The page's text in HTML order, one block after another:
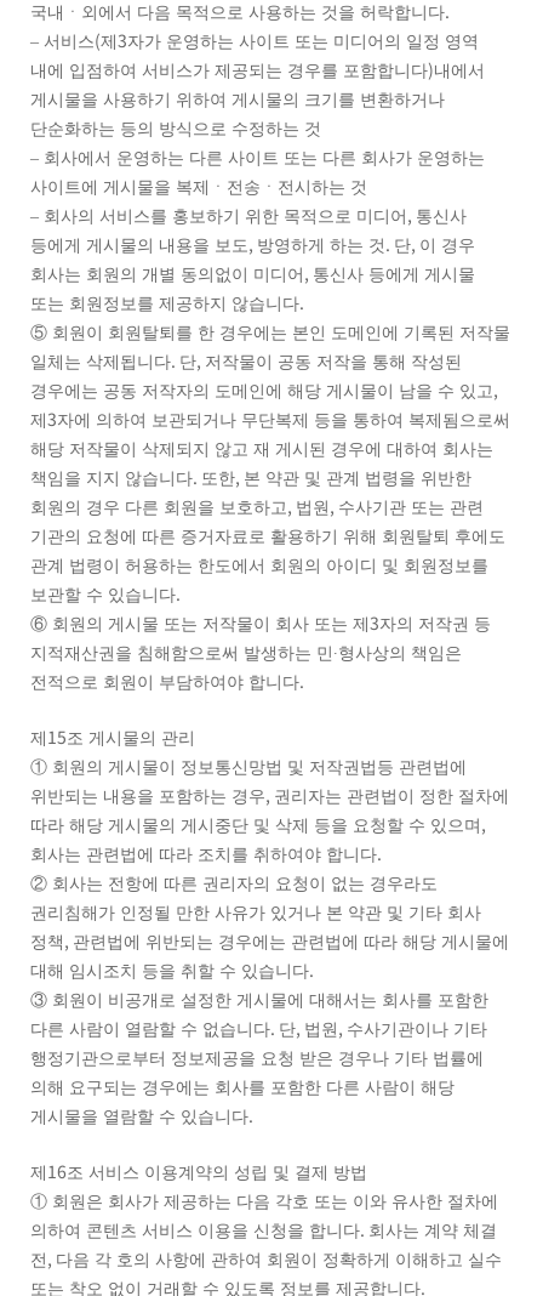
국내ㆍ외에서 다음 목적으로 사용하는 것을 허락합니다.
– 서비스(제 3자가 운영하는 사이트 또는 미디어의 일정 영역
내에 입점하여 서비스가 제공되는 경우를 포함합니다)내에서
게시물을 사용하기 위하여 게시물의 크기를 변환하거나
단순화하는 등의 방식으로 수정하는 것
– 회사에서 운영하는 다른 사이트 또는 다른 회사가 운영하는
사이트에 게시물을 복제ㆍ전송ㆍ전시하는 것
– 회사의 서비스를 홍보하기 위한 목적으로 미디어 , 통신사
등에게 게시물의 내용을 보도 , 방영하게 하는 것 . 단, 이 경우
회사는 회원의 개별 동의없이 미디어 , 통신사 등에게 게시물
또는 회원정보를 제공하지 않습니다.
⑤ 회원이 회원탈퇴를 한 경우에는 본인 도메인에 기록된 저작물
일체는 삭제됩니다. 단, 저작물이 공동 저작을 통해 작성된
경우에는 공동 저작자의 도메인에 해당 게시물이 남을 수 있고 ,
제 3자에 의하여 보관되거나 무단복제 등을 통하여 복제됨으로써
해당 저작물이 삭제되지 않고 재 게시된 경우에 대하여 회사는
책임을 지지 않습니다. 또한, 본 약관 및 관계 법령을 위반한
회원의 경우 다른 회원을 보호하고 , 법원 , 수사기관 또는 관련
기관의 요청에 따른 증거자료로 활용하기 위해 회원탈퇴 후에도
관계 법령이 허용하는 한도에서 회원의 아이디 및 회원정보를
보관할 수 있습니다.
⑥ 회원의 게시물 또는 저작물이 회사 또는 제 3자의 저작권 등
지적재산권을 침해함으로써 발생하는 민 ∙형사상의 책임은
전적으로 회원이 부담하여야 합니다.
제 15조 게시물의 관리
① 회원의 게시물이 정보통신망법 및 저작권법등 관련법에
위반되는 내용을 포함하는 경우, 권리자는 관련법이 정한 절차에
따라 해당 게시물의 게시중단 및 삭제 등을 요청할 수 있으며 ,
회사는 관련법에 따라 조치를 취하여야 합니다.
② 회사는 전항에 따른 권리자의 요청이 없는 경우라도
권리침해가 인정될 만한 사유가 있거나 본 약관 및 기타 회사
정책 , 관련법에 위반되는 경우에는 관련법에 따라 해당 게시물에
대해 임시조치 등을 취할 수 있습니다.
③ 회원이 비공개로 설정한 게시물에 대해서는 회사를 포함한
다른 사람이 열람할 수 없습니다. 단, 법원 , 수사기관이나 기타
행정기관으로부터 정보제공을 요청 받은 경우나 기타 법률에
의해 요구되는 경우에는 회사를 포함한 다른 사람이 해당
게시물을 열람할 수 있습니다.
제 16조 서비스 이용계약의 성립 및 결제 방법
① 회원은 회사가 제공하는 다음 각호 또는 이와 유사한 절차에
의하여 콘텐츠 서비스 이용을 신청을 합니다. 회사는 계약 체결
전 , 다음 각 호의 사항에 관하여 회원이 정확하게 이해하고 실수
또는 착오 없이 거래할 수 있도록 정보를 제공합니다.